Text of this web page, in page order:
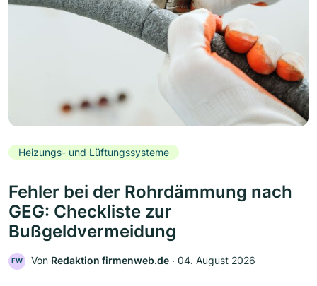
Heizungs- und Lüftungssysteme
Fehler bei der Rohrdämmung nach
GEG: Checkliste zur
Bußgeldvermeidung
FW Von Redaktion firmenweb.de ‧ 04. August 2026